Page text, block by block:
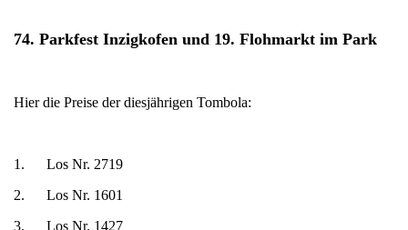
74. Parkfest Inzigkofen und 19. Flohmarkt im Park
Hier die Preise der diesjährigen Tombola:
1. Los Nr. 2719
2. Los Nr. 1601
3. Los Nr. 1427